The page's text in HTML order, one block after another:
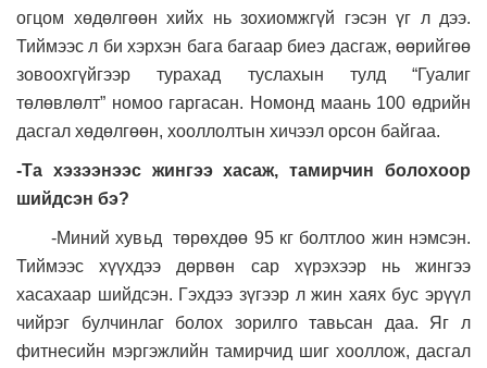
огцом хөдөлгөөн хийх нь зохиомжгүй гэсэн үг л дээ.
Тиймээс л би хэрхэн бага багаар биеэ дасгаж, өөрийгөө
зовоохгүйгээр турахад туслахын тулд “Гуалиг
төлөвлөлт” номоо гаргасан. Номонд маань 100 өдрийн
дасгал хөдөлгөөн, хооллолтын хичээл орсон байгаа.
-Та хэзээнээс жингээ хасаж, тамирчин болохоор
шийдсэн бэ?
-Миний хувьд төрөхдөө 95 кг болтлоо жин нэмсэн.
Тиймээс хүүхдээ дөрвөн сар хүрэхээр нь жингээ
хасахаар шийдсэн. Гэхдээ зүгээр л жин хаях бус эрүүл
чийрэг булчинлаг болох зорилго тавьсан даа. Яг л
фитнесийн мэргэжлийн тамирчид шиг хооллож, дасгал